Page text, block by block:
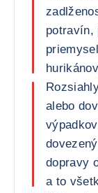
potravín,
alebo
dopravy
a to